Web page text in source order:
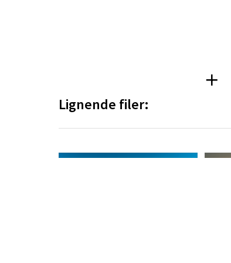
Lignende filer: